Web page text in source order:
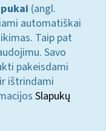
(angl.
automatiškai
Taip pat
Savo
pakeisdami
ištrindami
Slapukų